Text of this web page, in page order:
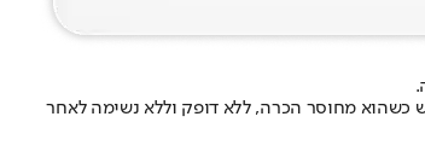
כשהוא מחוסר הכרה, ללא דופק וללא נשימה לאחר